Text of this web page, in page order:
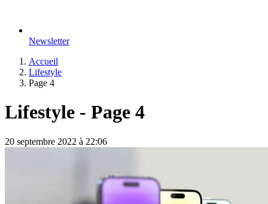
Newsletter
Accueil
Lifestyle
Page 4
Lifestyle - Page 4
20 septembre 2022 à 22:06